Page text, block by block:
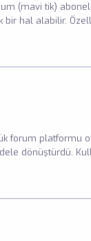
(mavi tik)
bir hal alabilir.
forum platformu
dönüştürdü.